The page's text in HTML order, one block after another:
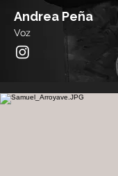
Andrea Peña
Voz